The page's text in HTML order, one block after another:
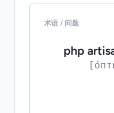
术语 / 问题
php
очистить